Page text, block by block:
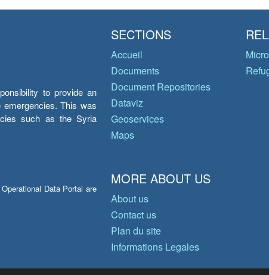
to provide an
emergencies. This was
such as the Syria
Data Portal are
SECTIONS
Accueil
Documents
Document Repositories
Dataviz
Geoservices
Maps
MORE ABOUT US
About us
Contact us
Plan du site
Informations Legales